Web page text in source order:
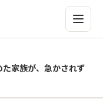
家族が、急かされず